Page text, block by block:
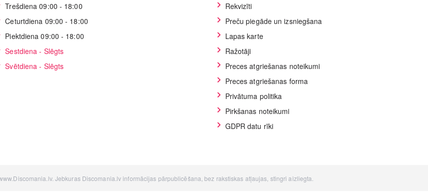
Trešdiena 09:00 - 18:00
Ceturtdiena 09:00 - 18:00
Piektdiena 09:00 - 18:00
Sestdiena - Slēgts
Svētdiena - Slēgts
Rekvizīti
Preču piegāde un izsniegšana
Lapas karte
Ražotāji
Preces atgriešanas noteikumi
Preces atgriešanas forma
Privātuma politika
Pirkšanas noteikumi
GDPR datu rīki
Jebkuras Discomania.lv informācijas pārpublicēšana, bez rakstiskas atļaujas, stingri aizliegta.